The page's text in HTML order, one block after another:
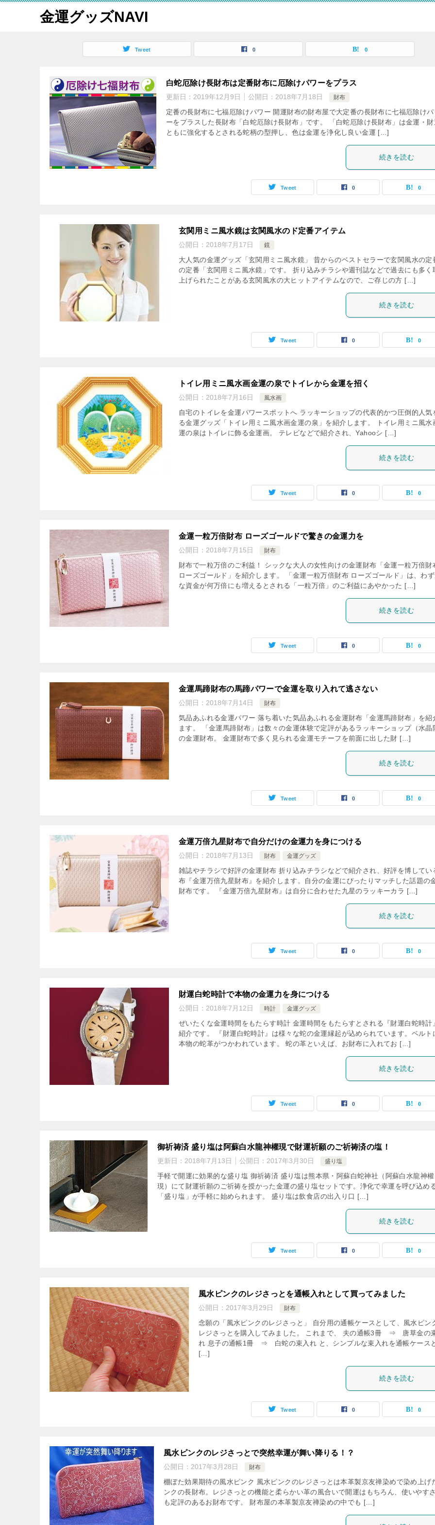
金運グッズNAVI
Tweet 0 0
白蛇厄除け長財布は定番財布に厄除けパワーをプラス
更新日： 2019年12月9日 公開日： 2018年7月18日 財布
定番の長財布に七福厄除けパワー 開運財布の財布屋で大定番の長財布に七福厄除け
ーをプラスした長財布「白蛇厄除け長財布」です。 「白蛇厄除け長財布」は金運・
ともに強化するとされる蛇柄の型押し、色は金運を浄化し良い金運 […]
続きを読む
Tweet 0 0
玄関用ミニ風水鏡は玄関風水のド定番アイテム
公開日： 2018年7月17日 鏡
大人気の金運グッズ「玄関用ミニ風水鏡」 昔からのベストセラーで玄関風水の定
の定番「玄関用ミニ風水鏡」です。 折り込みチラシや週刊誌などで過去にも多く
上げられたことがある玄関風水の大ヒットアイテムなので、ご存じの方 […]
続きを読む
Tweet 0 0
トイレ用ミニ風水画金運の泉でトイレから金運を招く
公開日： 2018年7月16日 風水画
自宅のトイレを金運パワースポットへ ラッキーショップの代表的かつ圧倒的人気
る金運グッズ「トイレ用ミニ風水画金運の泉」を紹介します。 トイレ用ミニ風水
運の泉はトイレに飾る金運画。 テレビなどで紹介され、Yahooシ […]
続きを読む
Tweet 0 0
金運一粒万倍財布 ローズゴールドで驚きの金運力を
公開日： 2018年7月15日 財布
財布で一粒万倍のご利益！ シックな大人の女性向けの金運財布「金運一粒万倍財
ローズゴールド」を紹介します。 「金運一粒万倍財布 ローズゴールド」は、わ
な資金が何万倍にも増えるとされる「一粒万倍」のご利益にあやかった […]
続きを読む
Tweet 0 0
金運馬蹄財布の馬蹄パワーで金運を取り入れて逃さない
公開日： 2018年7月14日 財布
気品あふれる金運パワー 落ち着いた気品あふれる金運財布「金運馬蹄財布」を紹
ます。 「金運馬蹄財布」は数々の金運体験で定評があるラッキーショップ（水晶
の金運財布。 金運財布で多く見られる金運モチーフを前面に出した財 […]
続きを読む
Tweet 0 0
金運万倍九星財布で自分だけの金運力を身につける
公開日： 2018年7月13日 財布 金運グッズ
雑誌やチラシで好評の金運財布 折り込みチラシなどで紹介され、好評を博してい
布『金運万倍九星財布』を紹介します。自分の金運にぴったりマッチした話題の
財布です。 『金運万倍九星財布』は自分に合わせた九星のラッキーカラ […]
続きを読む
Tweet 0 0
財運白蛇時計で本物の金運力を身につける
公開日： 2018年7月12日 時計 金運グッズ
ぜいたくな金運時間をもたらす時計 金運時間をもたらすとされる『財運白蛇時計
紹介です。 『財運白蛇時計』は様々な蛇の金運縁起が込められています。ベルト
本物の蛇革がつかわれています。 蛇の革といえば、お財布に入れてお […]
続きを読む
Tweet 0 0
御祈祷済 盛り塩は阿蘇白水龍神權現で財運祈願のご祈祷済の塩！
更新日： 2018年7月13日 公開日： 2017年3月30日 盛り塩
手軽で開運に効果的な盛り塩 御祈祷済 盛り塩は熊本県・阿蘇白蛇神社（阿蘇白水龍神權
現）にて財運祈願のご祈祷を授かった金運の盛り塩セットです。浄化で幸運を呼び込め
「盛り塩」が手軽に始められます。 盛り塩は飲食店の出入り口 […]
続きを読む
Tweet 0 0
風水ピンクのレジさっとを通帳入れとして買ってみました
公開日： 2017年3月29日 財布
念願の「風水ピンクのレジさっと」 自分用の通帳ケースとして、風水ピン
レジさっとを購入してみました。 これまで、 夫の通帳3冊 ⇒ 唐草金の
れ 息子の通帳1冊 ⇒ 白蛇の束入れ と、シンプルな束入れを通帳ケース
[…]
続きを読む
Tweet 0 0
風水ピンクのレジさっとで突然幸運が舞い降りる！？
公開日： 2017年3月28日 財布
棚ぼた効果期待の風水ピンク 風水ピンクのレジさっとは本革製京友禅染めで染め上げ
ンクの長財布。レジさっとの機能と柔らかい革の風合いで開運はもちろん、使いやす
も定評のあるお財布です。 財布屋の本革製京友禅染めの中でも […]